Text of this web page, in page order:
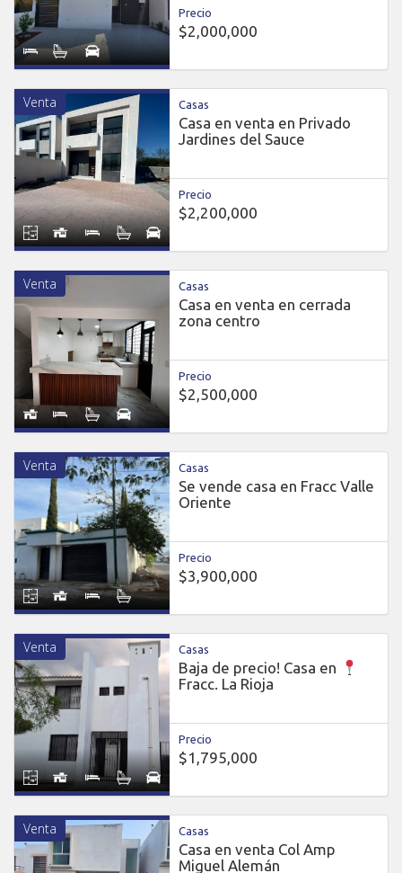
Precio
$2,000,000
Venta Casas
Casa en venta en Privado
Jardines del Sauce
Precio
$2,200,000
Venta Casas
Casa en venta en cerrada
zona centro
Precio
$2,500,000
Venta Casas
Se vende casa en Fracc Valle
Oriente
Precio
$3,900,000
Venta Casas
Baja de precio! Casa en
Fracc. La Rioja
Precio
$1,795,000
Venta Casas
Casa en venta Col Amp
Miguel Alemán